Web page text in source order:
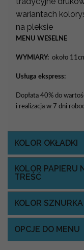
wariantach
na pleksie
MENU WESELNE
WYMIARY: około
Usługa ekspress:
Dopłata 40% do
i realizacja w 7 dni
KOLOR OKŁADKI
KOLOR PAPIERU
TREŚĆ
KOLOR SZNURKA
OPCJE DO MENU